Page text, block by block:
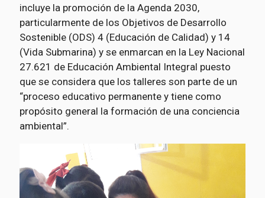
incluye la promoción de la Agenda 2030,
particularmente de los Objetivos de Desarrollo
Sostenible (ODS) 4 (Educación de Calidad) y 14
(Vida Submarina) y se enmarcan en la Ley Nacional
27.621 de Educación Ambiental Integral puesto
que se considera que los talleres son parte de un
“proceso educativo permanente y tiene como
propósito general la formación de una conciencia
ambiental”.